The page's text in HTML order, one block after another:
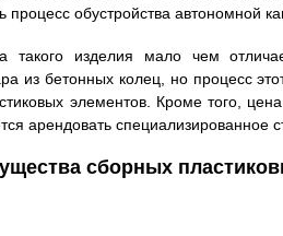
процесс обустройства автономной
такого изделия мало чем
из бетонных колец, но процесс
элементов. Кроме того,
арендовать специализированное
сборных